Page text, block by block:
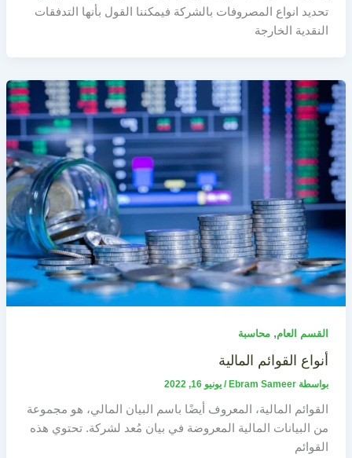
تحديد انواع المصروفات بالشركة فيمكننا القول بأنها التدفقات
النقدية الخارجة
القسم العام, محاسبة
أنواع القوائم المالية
بواسطة Ebram Sameer
/ يونيو 16, 2022
القوائم المالية، المعروف أيضًا باسم البيان المالي، هو مجموعة
من البيانات المالية المعروضة في بيان مُعد لشركة. تحتوي هذه
القوائم